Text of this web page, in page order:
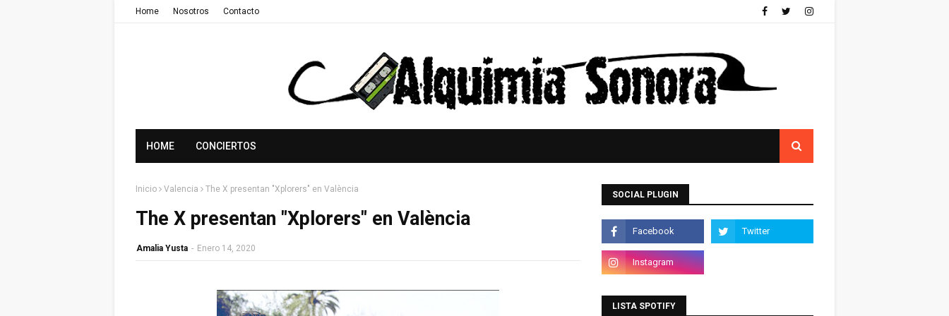
Home Nosotros Contacto
HOME CONCIERTOS
Inicio Valencia The X presentan "Xplorers" en València
The X presentan "Xplorers" en València
Amalia Yusta - Enero 14, 2020
SOCIAL PLUGIN
LISTA SPOTIFY